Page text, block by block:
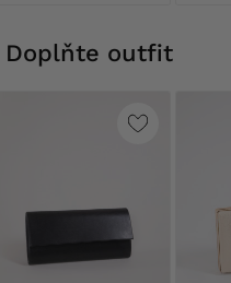
Doplňte outfit